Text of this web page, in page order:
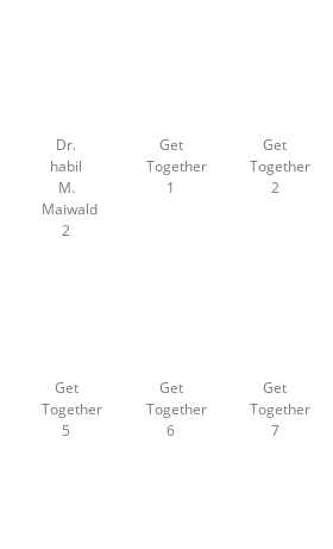
Dr.
habil
M.
Maiwald
2
Get
Together
1
Get
Together
2
Get
Together
5
Get
Together
6
Get
Together
7